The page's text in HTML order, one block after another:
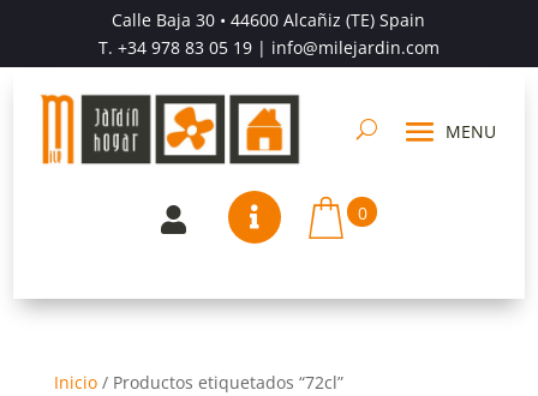
Calle Baja 30 • 44600 Alcañiz (TE) Spain
T. +34 978 83 05 19| info@milejardin.com
  0
Inicio/ Productos etiquetados “72cl”